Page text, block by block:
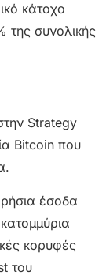
κάτοχο
συνολικής
Strategy
Bitcoin που
έσοδα
κορυφές
του